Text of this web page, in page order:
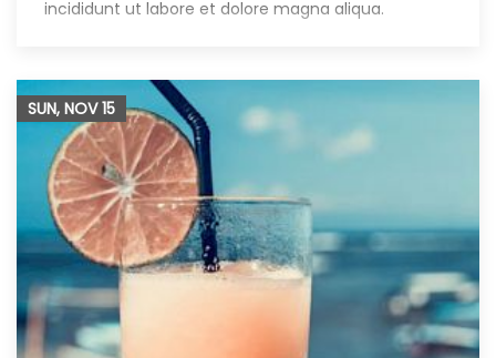
incididunt ut labore et dolore magna aliqua.
SUN, NOV15